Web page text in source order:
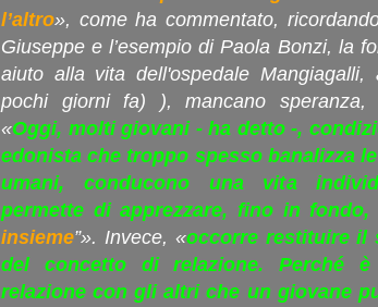
l’altro», come ha commentato,
Giuseppe e l’esempio di Paola Bonzi, la
aiuto alla vita dell'ospedale Mangiagalli,
pochi giorni fa) ), mancano speranza,
«Oggi, molti giovani - ha detto -,
edonista che troppo spesso banalizza
umani, conducono una vita
permette di apprezzare, fino in
insieme”». Invece, «occorre restituire il
del concetto di relazione. Perché
relazione con gli altri che un giovane